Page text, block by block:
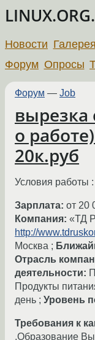
Новости Галерея
Форум Опросы
Форум — Job
вырезка
о
20к.руб
Условия работы :
Зарплата: от 20
Компания: «ТД
http://
Москва ;
Отрасль
деятельности:
Продукты
день ; Уровень
Требования к
,Образование